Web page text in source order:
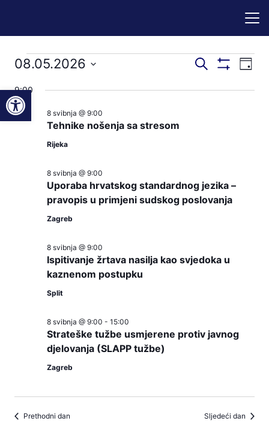
Događaji
for
08.05.2026
Događaji
Pretraži Dan
08.05.2026
datum.
9:00
Tehnike nošenja sa stresom
8 svibnja @ 9:00
Rijeka
Uporaba hrvatskog standardnog jezika –
pravopis u primjeni sudskog poslovanja
8 svibnja @ 9:00
Zagreb
Ispitivanje žrtava nasilja kao svjedoka u
kaznenom postupku
8 svibnja @ 9:00
Split
Strateške tužbe usmjerene protiv javnog
djelovanja (SLAPP tužbe)
8 svibnja @ 9:00 - 15:00
Zagreb
Prethodni dan Sljedeći dan
Open toolbar